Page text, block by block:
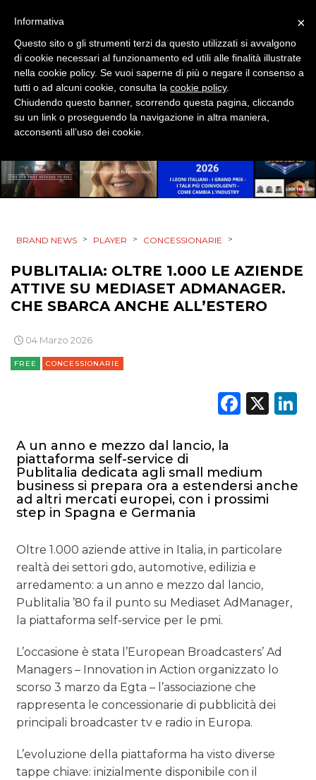
RADIO / AUDIO
TV
RICERCHE
PREVISIONI/SCENARI
NORMATIVE
TREND
CASE HISTORY
BRAND NEWS > PLAYER > CONCESSIONARIE >
PUBLITALIA: OLTRE 1.000 LE AZIENDE
ATTIVE SU MEDIASET ADMANAGER.
CHE SBARCA ANCHE ALL’ESTERO
04 Marzo 2026
FREE CONCESSIONARIE
X
A un anno e mezzo dal lancio, la
piattaforma self-service di
Publitalia dedicata agli small medium
business si prepara ora a estendersi anche
ad altri mercati europei, con i prossimi
step in Spagna e Germania
Oltre 1.000 aziende attive in Italia, in particolare
realtà dei settori gdo, automotive, edilizia e
arredamento: a un anno e mezzo dal lancio,
Publitalia ’80 fa il punto su Mediaset AdManager,
la piattaforma self-service per le pmi.
L’occasione è stata l’European Broadcasters’ Ad
Managers – Innovation in Action organizzato lo
scorso 3 marzo da Egta – l’associazione che
rappresenta le concessionarie di pubblicità dei
principali broadcaster tv e radio in Europa.
L’evoluzione della piattaforma ha visto diverse
tappe chiave: inizialmente disponibile con il
×
Informativa
Questo sito o gli strumenti terzi da questo utilizzati si avvalgono
di cookie necessari al funzionamento ed utili alle finalità illustrate
nella cookie policy. Se vuoi saperne di più o negare il consenso a
tutti o ad alcuni cookie, consulta la cookie policy.
Chiudendo questo banner, scorrendo questa pagina, cliccando
su un link o proseguendo la navigazione in altra maniera,
acconsenti all’uso dei cookie.